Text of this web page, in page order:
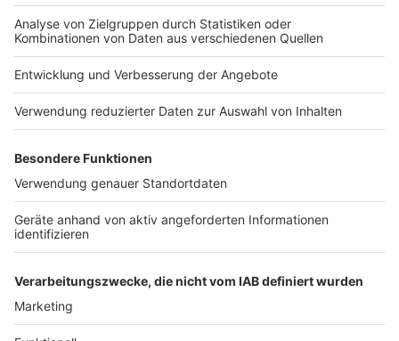
Nutzungsbedingungen
Jobs
Presse
Werben
Archiv
ANTENNE BAYERN GROUP
Stiftung ANTENNE BAYERN
hilft
Teilnahmebedingungen
Grounding Page ANTENNE
Kontakt
Studio-Hotline
Verkehrs-Hotline